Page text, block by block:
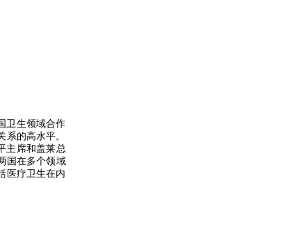
卫生领域合作
的高水平。
主席和盖莱总
国在多个领域
医疗卫生在内